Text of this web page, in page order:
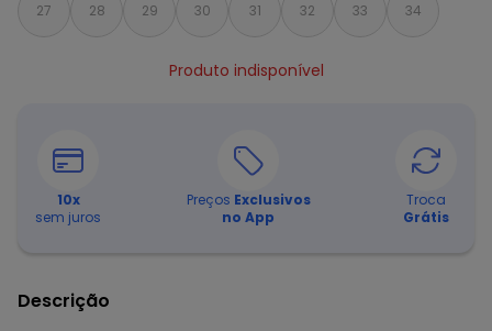
27 28 29 30 31 32 33 34
Produto indisponível
10x
sem juros
Preços Exclusivos
no App
Troca
Grátis
Descrição